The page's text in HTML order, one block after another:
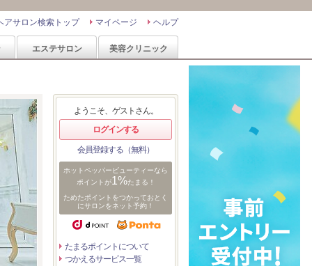
ヘルプ
マイページ
アサロン検索トップ
エステサロン 美容クリニック
ようこそ、ゲストさん。
ログインする
会員登録する（無料）
ホットペッパービューティーなら
ポイントが1%たまる！
ためたポイントをつかっておとく
にサロンをネット予約！
たまるポイントについて
つかえるサービス一覧